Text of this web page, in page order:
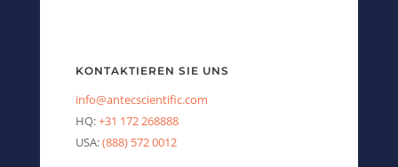
KONTAKTIEREN SIE UNS
info@antecscientific.com
HQ:+31 172 268888
USA:(888) 572 0012